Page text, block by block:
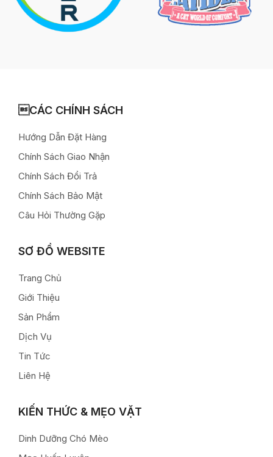
CÁC CHÍNH SÁCH
Hướng Dẫn Đặt Hàng
Chính Sách Giao Nhận
Chính Sách Đổi Trả
Chính Sách Bảo Mật
Câu Hỏi Thường Gặp
SƠ ĐỒ WEBSITE
Trang Chủ
Giới Thiệu
Sản Phẩm
Dịch Vụ
Tin Tức
Liên Hệ
KIẾN THỨC & MẸO VẶT
Dinh Dưỡng Chó Mèo